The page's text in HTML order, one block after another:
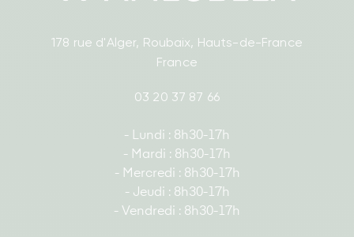
178 rue d'Alger, Roubaix, Hauts-de-France
France
03 20 37 87 66
- Lundi : 8h30-17h
- Mardi : 8h30-17h
- Mercredi : 8h30-17h
- Jeudi : 8h30-17h
- Vendredi : 8h30-17h